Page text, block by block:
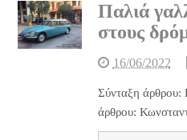
Παλιά
στους
16/06/2022
Σύνταξη άρθρου:
άρθρου: